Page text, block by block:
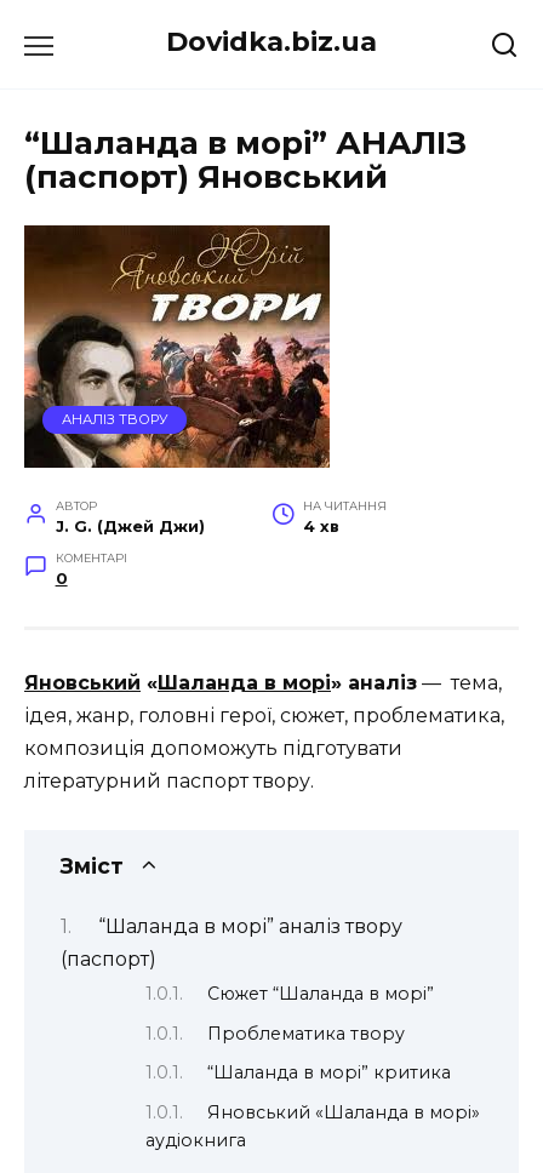
до
Dovidka.biz.ua
“Шаланда в морі” АНАЛІЗ
(паспорт) Яновський
АНАЛІЗ ТВОРУ
АВТОР
J. G. (Джей Джи)
НА ЧИТАННЯ
4 хв
КОМЕНТАРІ
0
Яновський «Шаланда в морі» аналіз — тема,
ідея, жанр, головні герої, сюжет, проблематика,
композиція допоможуть підготувати
літературний паспорт твору.
Зміст
“Шаланда в морі” аналіз твору
(паспорт)
Сюжет “Шаланда в морі”
Проблематика твору
“Шаланда в морі” критика
Яновський «Шаланда в морі»
аудіокнига